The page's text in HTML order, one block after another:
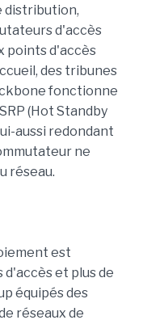
distribution,
d'accès
points d'accès
des tribunes
fonctionne
(Hot Standby
aussi redondant
ne
réseau.
est
et plus de
équipés des
réseaux de